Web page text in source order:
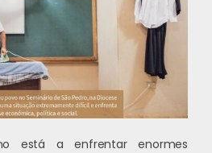
está a enfrentar enormes